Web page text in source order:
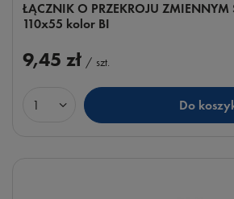
ŁĄCZNIK O PRZEKROJU ZMIENNYM
110x55 kolor BI
9,45 zł / szt.
Ilość produktów Do